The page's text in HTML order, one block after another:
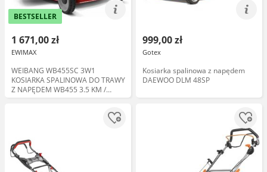
BESTSELLER
1 671,00 zł
EWIMAX
WEIBANG WB455SC 3W1
KOSIARKA SPALINOWA DO TRAWY
Z NAPĘDEM WB455 3.5 KM /
45cm
999,00 zł
Gotex
Kosiarka spalinowa z napędem
DAEWOO DLM 48SP